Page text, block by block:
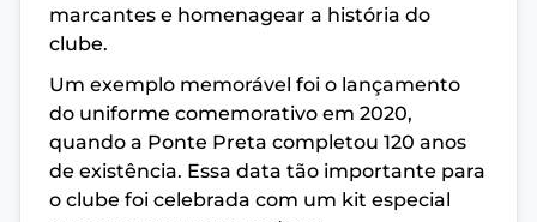
marcantes e homenagear a história do
clube.
Um exemplo memorável foi o lançamento
do uniforme comemorativo em 2020,
quando a Ponte Preta completou 120 anos
de existência. Essa data tão importante para
o clube foi celebrada com um kit especial